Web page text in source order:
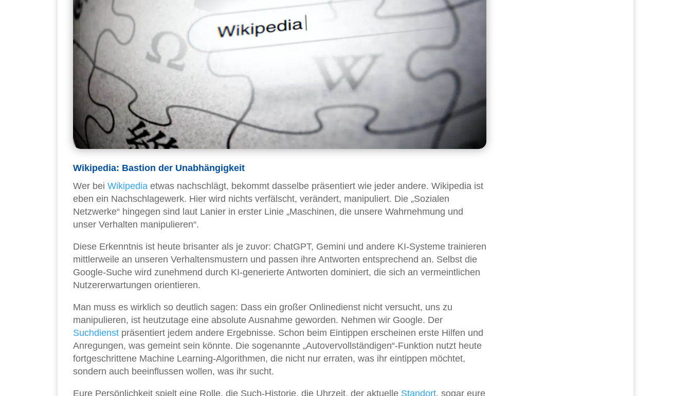
Wikipedia: Bastion der Unabhängigkeit
Wer bei Wikipedia etwas nachschlägt, bekommt dasselbe präsentiert wie jeder andere. Wikipedia ist
eben ein Nachschlagewerk. Hier wird nichts verfälscht, verändert, manipuliert. Die „Sozialen
Netzwerke“ hingegen sind laut Lanier in erster Linie „Maschinen, die unsere Wahrnehmung und
unser Verhalten manipulieren“.
Diese Erkenntnis ist heute brisanter als je zuvor: ChatGPT, Gemini und andere KI-Systeme trainieren
mittlerweile an unseren Verhaltensmustern und passen ihre Antworten entsprechend an. Selbst die
Google-Suche wird zunehmend durch KI-generierte Antworten dominiert, die sich an vermeintlichen
Nutzererwartungen orientieren.
Man muss es wirklich so deutlich sagen: Dass ein großer Onlinedienst nicht versucht, uns zu
manipulieren, ist heutzutage eine absolute Ausnahme geworden. Nehmen wir Google. Der
Suchdienst präsentiert jedem andere Ergebnisse. Schon beim Eintippen erscheinen erste Hilfen und
Anregungen, was gemeint sein könnte. Die sogenannte „Autovervollständigen“-Funktion nutzt heute
fortgeschrittene Machine Learning-Algorithmen, die nicht nur erraten, was ihr eintippen möchtet,
sondern auch beeinflussen wollen, was ihr sucht.
Eure Persönlichkeit spielt eine Rolle, die Such-Historie, die Uhrzeit, der aktuelle Standort, sogar eure